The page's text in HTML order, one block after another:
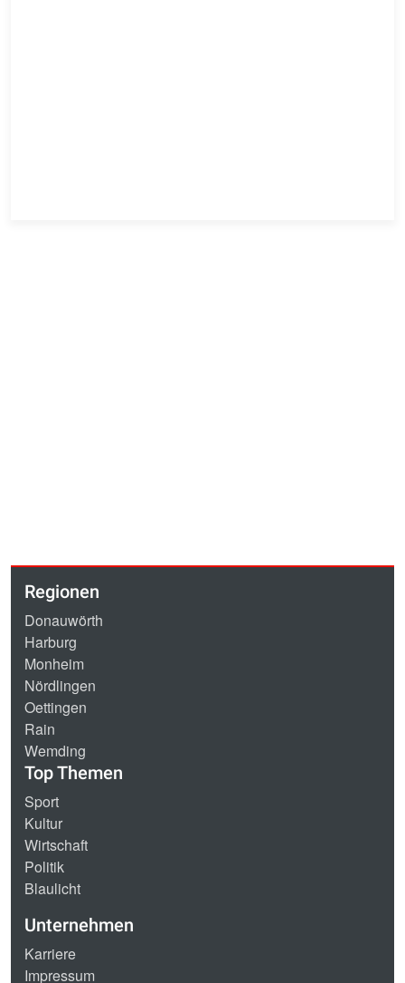
Regionen
Donauwörth
Harburg
Monheim
Nördlingen
Oettingen
Rain
Wemding
Top Themen
Sport
Kultur
Wirtschaft
Politik
Blaulicht
Unternehmen
Karriere
Impressum